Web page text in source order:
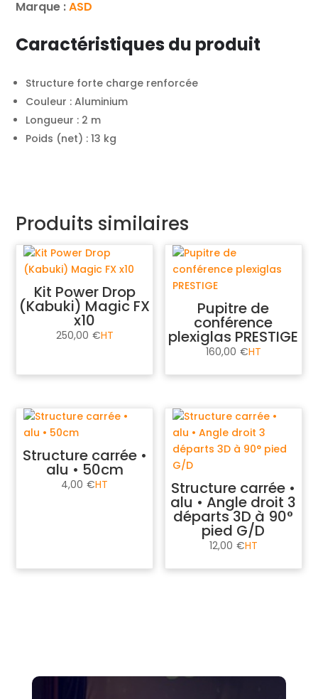
Marque :ASD
Caractéristiques du produit
Structure forte charge renforcée
Couleur : Aluminium
Longueur : 2 m
Poids (net) : 13 kg
Produits similaires
Kit Power Drop
(Kabuki) Magic FX
x10
250,00 €
Pupitre de
conférence
plexiglas PRESTIGE
160,00 €
Structure carrée •
alu • 50cm
4,00 € Structure carrée •
alu • Angle droit 3
départs 3D à 90°
pied G/D
12,00 €